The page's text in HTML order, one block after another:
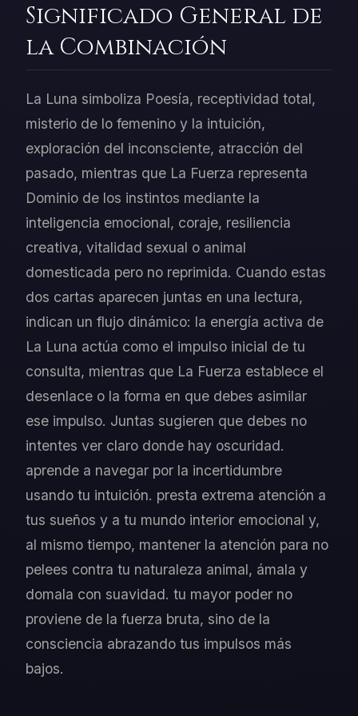
Significado General de
la Combinación
La Luna simboliza Poesía, receptividad total,
misterio de lo femenino y la intuición,
exploración del inconsciente, atracción del
pasado, mientras que La Fuerza representa
Dominio de los instintos mediante la
inteligencia emocional, coraje, resiliencia
creativa, vitalidad sexual o animal
domesticada pero no reprimida. Cuando estas
dos cartas aparecen juntas en una lectura,
indican un flujo dinámico: la energía activa de
La Luna actúa como el impulso inicial de tu
consulta, mientras que La Fuerza establece el
desenlace o la forma en que debes asimilar
ese impulso. Juntas sugieren que debes no
intentes ver claro donde hay oscuridad.
aprende a navegar por la incertidumbre
usando tu intuición. presta extrema atención a
tus sueños y a tu mundo interior emocional y,
al mismo tiempo, mantener la atención para no
pelees contra tu naturaleza animal, ámala y
domala con suavidad. tu mayor poder no
proviene de la fuerza bruta, sino de la
consciencia abrazando tus impulsos más
bajos.